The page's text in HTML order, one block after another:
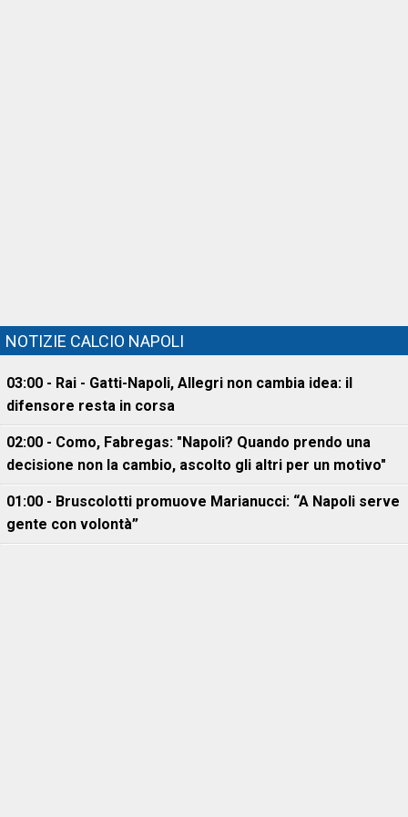
NOTIZIE CALCIO NAPOLI
03:00 - Rai - Gatti-Napoli, Allegri non cambia idea: il
difensore resta in corsa
02:00 - Como, Fabregas: "Napoli? Quando prendo una
decisione non la cambio, ascolto gli altri per un motivo"
01:00 - Bruscolotti promuove Marianucci: “A Napoli serve
gente con volontà”